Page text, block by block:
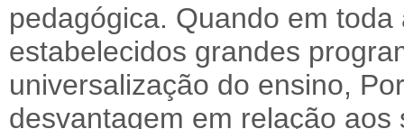
pedagógica. Quando em
estabelecidos grandes
universalização do ensino,
desvantagem em relação